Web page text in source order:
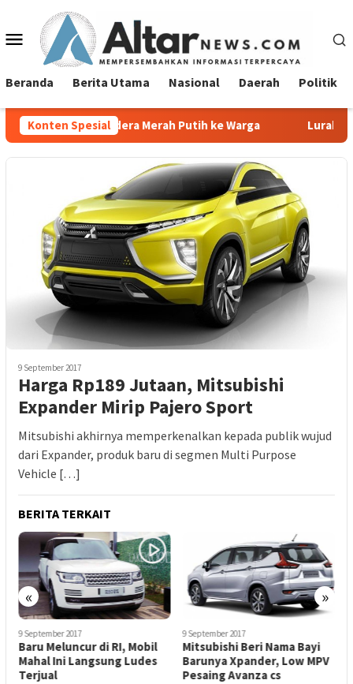
konten Menu
Mobile
Beranda Berita Utama Nasional Daerah Politik
Konten Spesial
Merah Putih ke Warga Lurah Tanjung Agung
9 September 2017
Harga Rp189 Jutaan, Mitsubishi
Expander Mirip Pajero Sport
Mitsubishi akhirnya memperkenalkan kepada publik wujud
dari Expander, produk baru di segmen Multi Purpose
Vehicle […]
BERITA TERKAIT
« »
9 September 2017
Baru Meluncur di RI, Mobil
Mahal Ini Langsung Ludes
Terjual
9 September 2017
Mitsubishi Beri Nama Bayi
Barunya Xpander, Low MPV
Pesaing Avanza cs